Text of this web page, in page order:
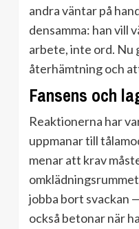
andra väntar på
densamma: han vill
arbete, inte ord. Nu
återhämtning och
Fansens och
Reaktionerna har
uppmanar till
menar att krav
jobba bort svackan
också betonar när